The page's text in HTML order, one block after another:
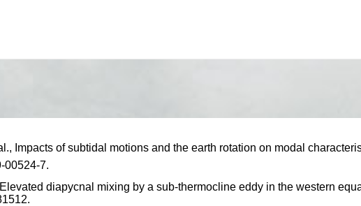
Impacts of subtidal motions and the earth rotation on modal
00524-7.
diapycnal mixing by a sub‐thermocline eddy in the western